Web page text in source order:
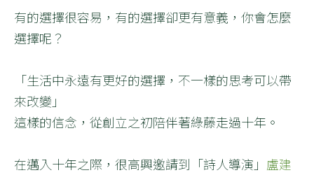
有的選擇很容易，有的選擇卻更有意義，你會怎麼
選擇呢？
「生活中永遠有更好的選擇，不一樣的思考可以帶
來改變」
這樣的信念，從創立之初陪伴著綠藤走過十年。
在邁入十年之際，很高興邀請到「詩人導演」 盧建